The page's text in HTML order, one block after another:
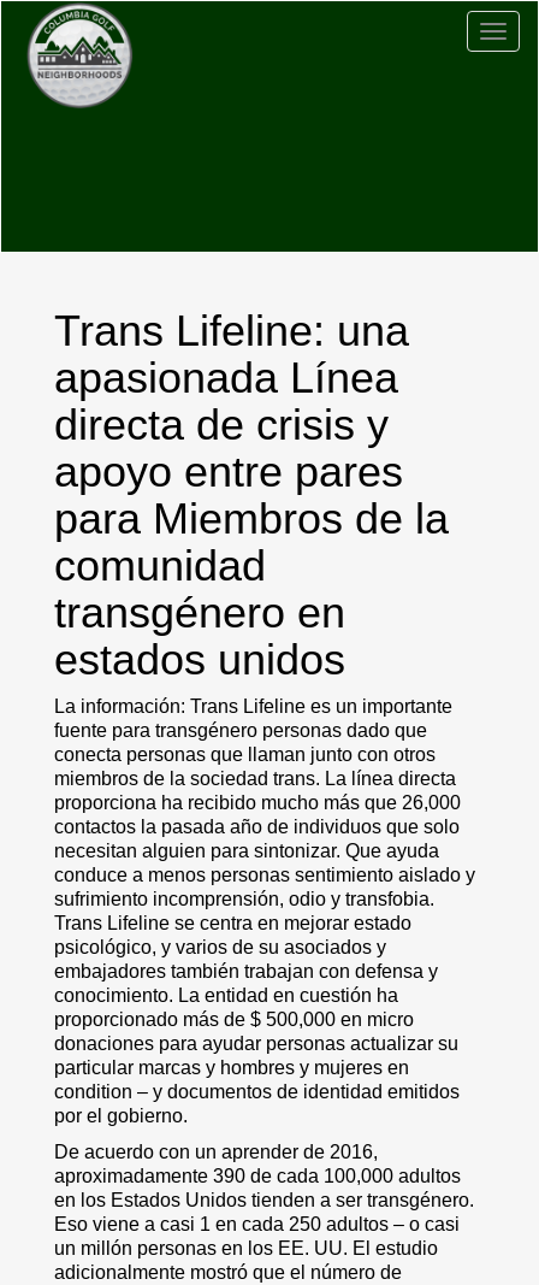
Trans Lifeline: una
apasionada Línea
directa de crisis y
apoyo entre pares
para Miembros de la
comunidad
transgénero en
estados unidos
La información: Trans Lifeline es un importante
fuente para transgénero personas dado que
conecta personas que llaman junto con otros
miembros de la sociedad trans. La línea directa
proporciona ha recibido mucho más que 26,000
contactos la pasada año de individuos que solo
necesitan alguien para sintonizar. Que ayuda
conduce a menos personas sentimiento aislado y
sufrimiento incomprensión, odio y transfobia.
Trans Lifeline se centra en mejorar estado
psicológico, y varios de su asociados y
embajadores también trabajan con defensa y
conocimiento. La entidad en cuestión ha
proporcionado más de $ 500,000 en micro
donaciones para ayudar personas actualizar su
particular marcas y hombres y mujeres en
condition – y documentos de identidad emitidos
por el gobierno.
De acuerdo con un aprender de 2016,
aproximadamente 390 de cada 100,000 adultos
en los Estados Unidos tienden a ser transgénero.
Eso viene a casi 1 en cada 250 adultos – o casi
un millón personas en los EE. UU. El estudio
adicionalmente mostró que el número de